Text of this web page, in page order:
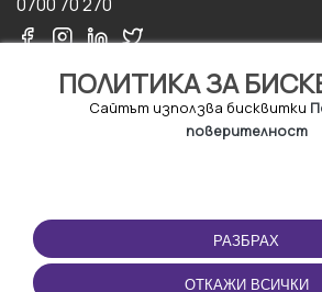
ПОЛИТИКА ЗА
Сайтът използва бисквитки
поверителност
РАЗБРАХ
ОТКАЖИ ВСИЧКИ
ПОЛЗВАНЕ
Правила и условия за
ползване